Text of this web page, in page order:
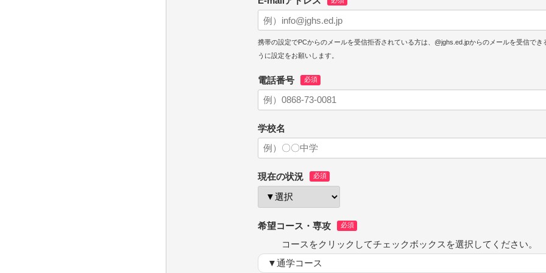
携帯の設定でPCからのメールを受信拒否されている方は、@jghs.ed.jpからのメールを受信でき
うに設定をお願いします。
電話番号
学校名
現在の状況
希望コース・専攻
コースをクリックしてチェックボックスを選択してください。
▼通学コース